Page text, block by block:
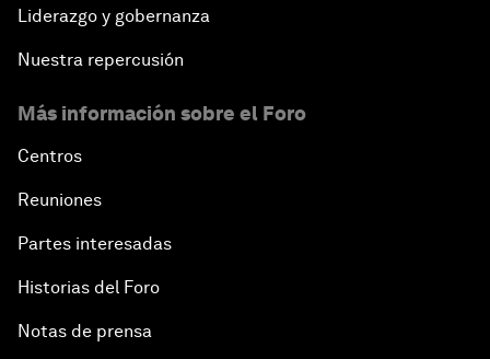
Liderazgo y gobernanza
Nuestra repercusión
Más información sobre el Foro
Centros
Reuniones
Partes interesadas
Historias del Foro
Notas de prensa